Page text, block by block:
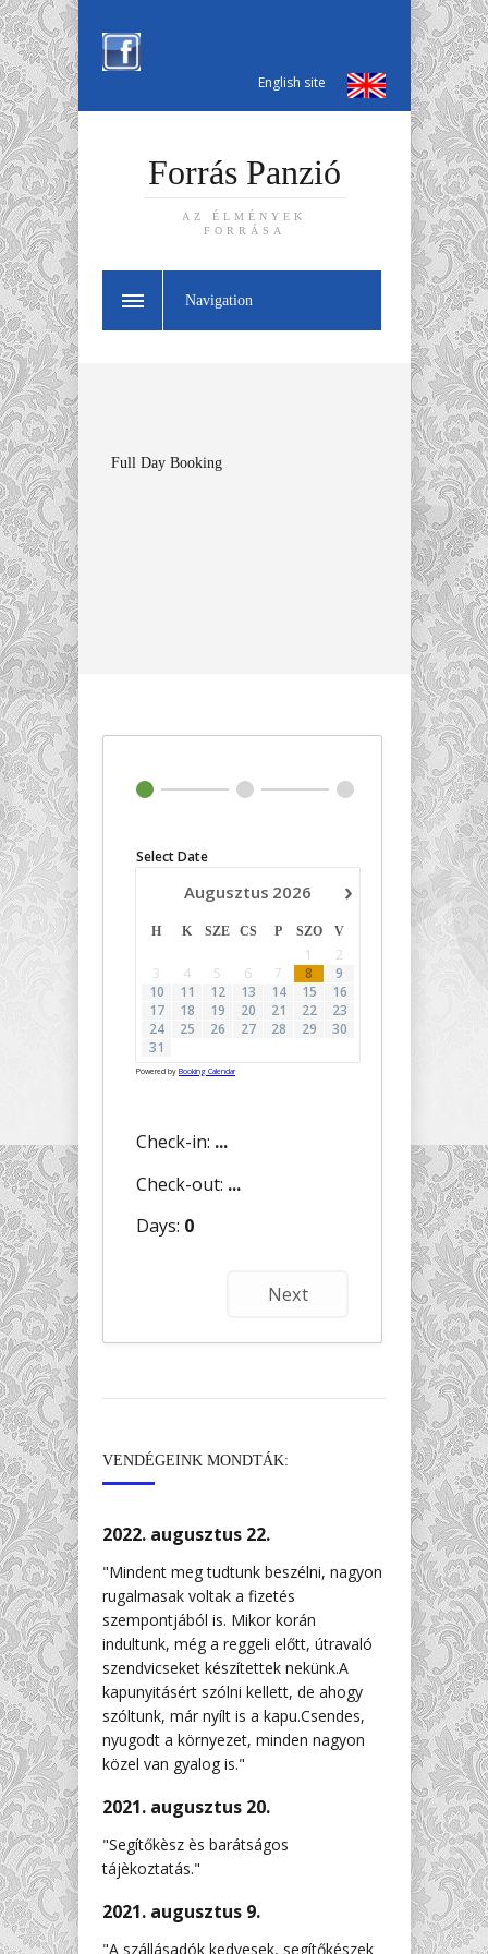
English site
Forrás Panzió
AZ ÉLMÉNYEK
FORRÁSA
Navigation
Full Day Booking
Select Date
›
Augusztus 2026
H K SZE CS P SZO V
1
2
3
4 5 6 7 8
9
10
11 12 13 14 15
16
17
18 19 20 21 22
23
24
25 26 27 28 29
30
31
Powered by Booking Calendar
Check-in: ...
Check-out: ...
Days: 0
Next
VENDÉGEINK MONDTÁK:
2022. augusztus 22.
"Mindent meg tudtunk beszélni, nagyon
rugalmasak voltak a fizetés
szempontjából is. Mikor korán
indultunk, még a reggeli előtt, útravaló
szendvicseket készítettek nekünk.A
kapunyitásért szólni kellett, de ahogy
szóltunk, már nyílt is a kapu.Csendes,
nyugodt a környezet, minden nagyon
közel van gyalog is."
2021. augusztus 20.
"Segítőkèsz ès barátságos
tájèkoztatás."
2021. augusztus 9.
"A szállásadók kedvesek, segítőkészek